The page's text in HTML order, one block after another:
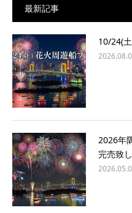
最新記事
10/24(
2026年
完売致